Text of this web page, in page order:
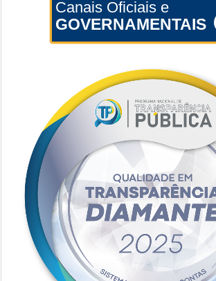
Canais Oficiais e
GOVERNAMENTAIS